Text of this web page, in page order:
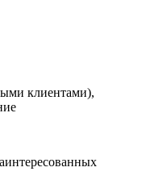
клиентами),